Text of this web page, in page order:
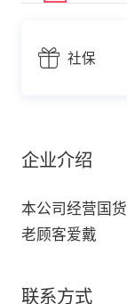
社保
企业介绍
本公司经营国
老顾客爱戴
联系方式